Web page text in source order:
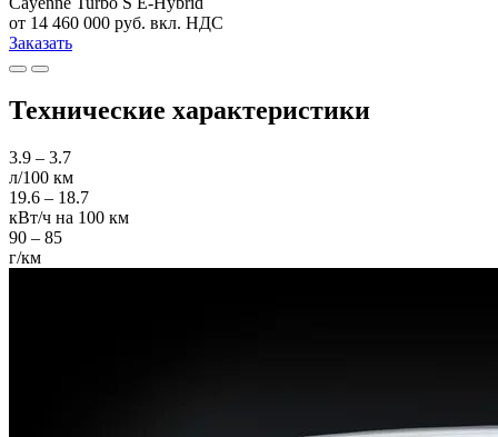
от 14 460 000 руб. вкл. НДС
Заказать
Технические характеристики
3.9 – 3.7
л/100 км
19.6 – 18.7
кВт/ч на 100 км
90 – 85
г/км